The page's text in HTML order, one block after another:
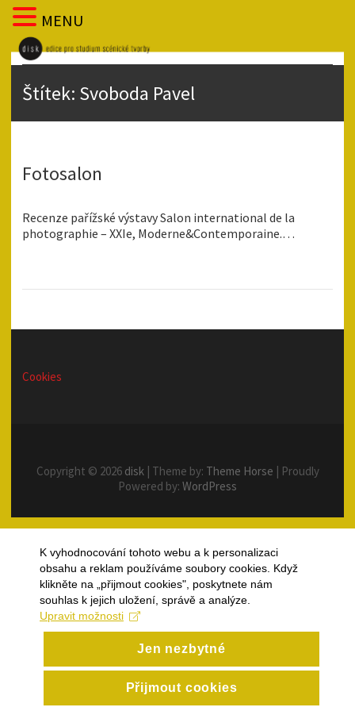
Štítek: Svoboda Pavel
Fotosalon
Recenze pařížské výstavy Salon international de la
photographie – XXIe, Moderne&Contemporaine.…
Cookies
Copyright © 2026 disk| Theme by: Theme Horse | Proudly
Powered by: WordPress
MENU
K vyhodnocování tohoto webu a k personalizaci
obsahu a reklam používáme soubory cookies. Když
klikněte na „přijmout cookies", poskytnete nám
souhlas k jejich uložení, správě a analýze.
Upravit možnosti
Jen nezbytné
Přijmout cookies